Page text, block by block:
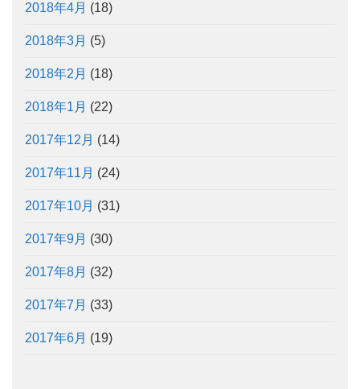
2018年4月 (18)
2018年3月 (5)
2018年2月 (18)
2018年1月 (22)
2017年12月 (14)
2017年11月 (24)
2017年10月 (31)
2017年9月 (30)
2017年8月 (32)
2017年7月 (33)
2017年6月 (19)